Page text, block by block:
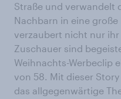
Straße und verwandelt
Nachbarn in eine große
verzaubert nicht nur
Zuschauer sind
Weihnachts-Werbeclip
von 58. Mit dieser
das allgegenwärtige